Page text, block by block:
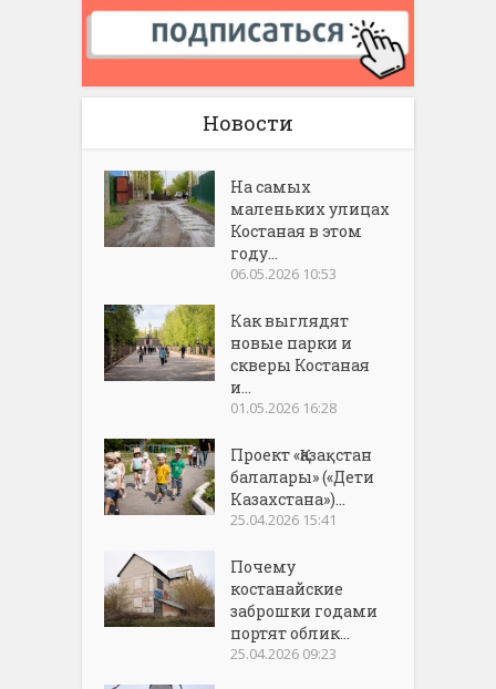
Новости
На самых
маленьких улицах
Костаная в этом
году...
06.05.2026 10:53
Как выглядят
новые парки и
скверы Костаная
и...
01.05.2026 16:28
Проект «Қазақстан
балалары» («Дети
Казахстана»)...
25.04.2026 15:41
Почему
костанайские
заброшки годами
портят облик...
25.04.2026 09:23